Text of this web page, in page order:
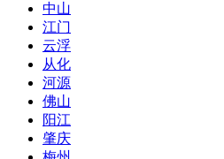
中山
江门
云浮
从化
河源
佛山
阳江
肇庆